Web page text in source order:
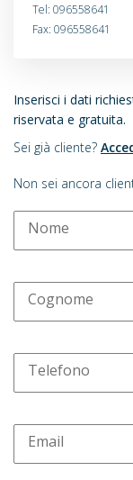
Inserisci i dati
riservata e gratuita.
Sei già cliente?
Non sei ancora
Nome
Cognome
Telefono
Email
Tel: 096558641
Fax: 096558641